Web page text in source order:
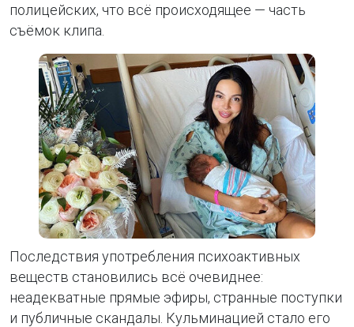
полицейских, что всё происходящее — часть
съёмок клипа.
Последствия употребления психоактивных
веществ становились всё очевиднее:
неадекватные прямые эфиры, странные поступки
и публичные скандалы. Кульминацией стало его